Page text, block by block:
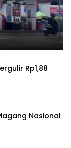
Rp1,88
Nasional